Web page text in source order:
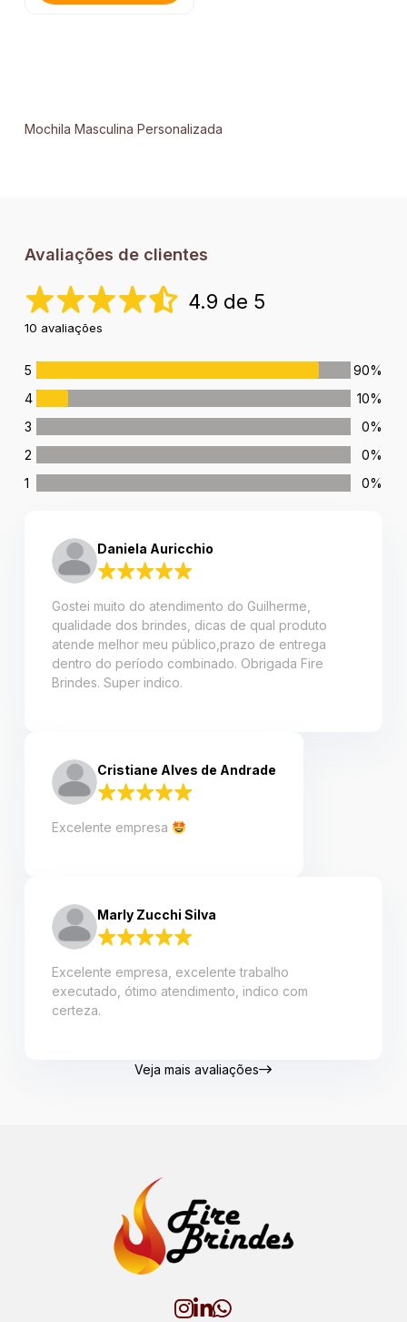
Mochila Masculina Personalizada
Avaliações de clientes
4.9 de 5
10 avaliações
5
90%
4
10%
3
0%
2
0%
1
0%
Daniela Auricchio
Gostei muito do atendimento do Guilherme,
qualidade dos brindes, dicas de qual produto
atende melhor meu público,prazo de entrega
dentro do período combinado. Obrigada Fire
Brindes. Super indico.
Cristiane Alves de Andrade
Excelente empresa
Marly Zucchi Silva
Excelente empresa, excelente trabalho
executado, ótimo atendimento, indico com
certeza.
Veja mais avaliações